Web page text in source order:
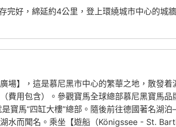
完好，綿延約4公里，登上環繞城市中心的城
場】，這是慕尼黑市中心的繁華之地，散發
費用包含）。參觀寶馬全球總部慕尼黑寶馬
寶馬“四缸大樓”總部。隨後前往德國著名
水而聞名。乘坐【遊船（Königssee - St.